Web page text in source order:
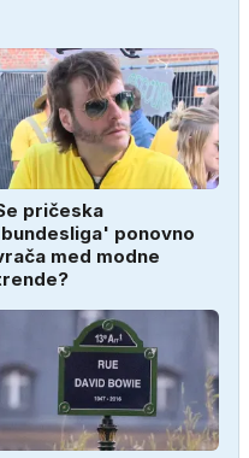
pričeska
ponovno
med modne